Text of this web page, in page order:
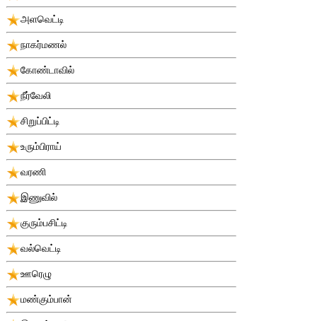
அளவெட்டி
நாகர்மணல்
கோண்டாவில்
நீர்வேலி
சிறுப்பிட்டி
உரும்பிராய்
வரணி
இணுவில்
குரும்பசிட்டி
வல்வெட்டி
ஊரெழு
மண்கும்பான்